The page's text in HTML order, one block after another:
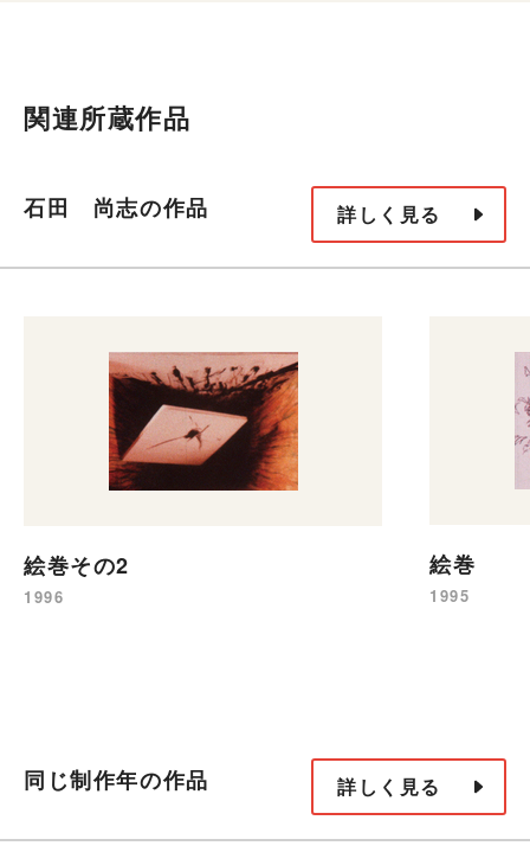
関連所蔵作品
石田 尚志の作品 詳しく見る
絵巻その2
1996
絵巻
1995
同じ制作年の作品 詳しく見る